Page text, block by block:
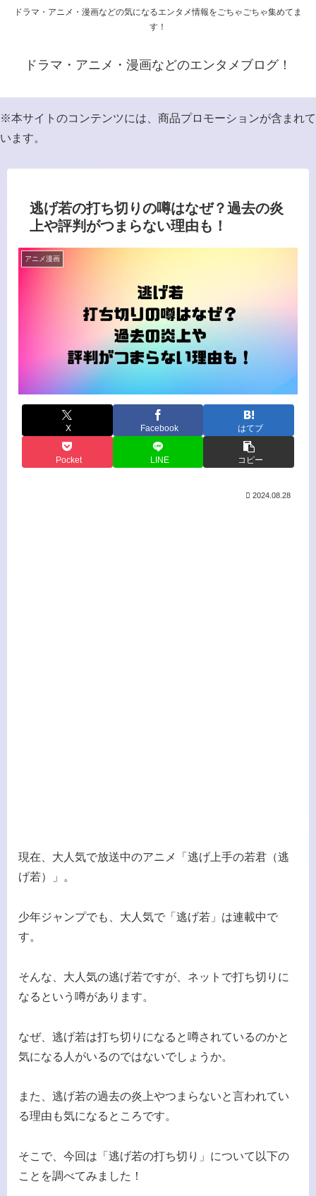
ドラマ・アニメ・漫画などの気になるエンタメ情報をごちゃごちゃ集めてま
す！
ドラマ・アニメ・漫画などのエンタメブログ！
※本サイトのコンテンツには、商品プロモーションが含まれて
います。
逃げ若の打ち切りの噂はなぜ？過去の炎
上や評判がつまらない理由も！
アニメ漫画
X Facebook はてブ
Pocket LINE コピー
2024.08.28
現在、大人気で放送中のアニメ「逃げ上手の若君（逃
げ若）」。
少年ジャンプでも、大人気で「逃げ若」は連載中で
す。
そんな、大人気の逃げ若ですが、ネットで打ち切りに
なるという噂があります。
なぜ、逃げ若は打ち切りになると噂されているのかと
気になる人がいるのではないでしょうか。
また、逃げ若の過去の炎上やつまらないと言われてい
る理由も気になるところです。
そこで、今回は「逃げ若の打ち切り」について以下の
ことを調べてみました！